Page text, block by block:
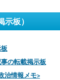
示板）
の転載掲示板
治情報メモ>